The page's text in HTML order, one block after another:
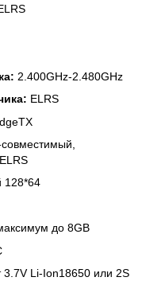
2.400GHz-2.480GHz
ELRS
128*64
до 8GB
Li-Ion18650 или 2S